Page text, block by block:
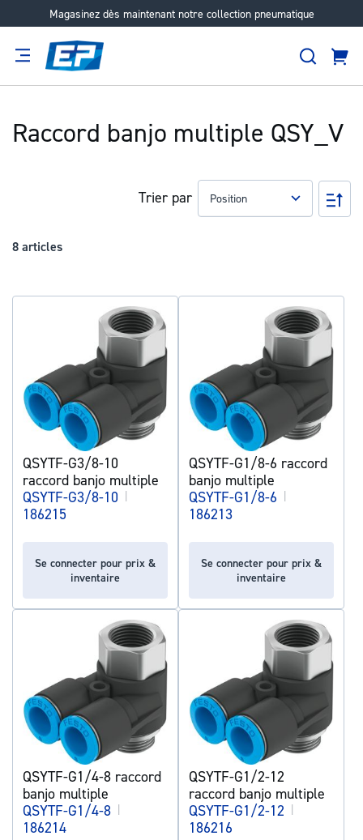
Magasinez dès maintenant notre collection pneumatique
Aller
Raccord banjo multiple QSY_V
8 articles
Trier par
Par
QSYTF-G3/8-10
raccord banjo multiple
QSYTF-G3/8-10 |
186215
Se connecter pour prix &
inventaire
QSYTF-G1/8-6 raccord
banjo multiple
QSYTF-G1/8-6 |
186213
Se connecter pour prix &
inventaire
QSYTF-G1/4-8 raccord
banjo multiple
QSYTF-G1/4-8 |
186214
QSYTF-G1/2-12
raccord banjo multiple
QSYTF-G1/2-12 |
186216